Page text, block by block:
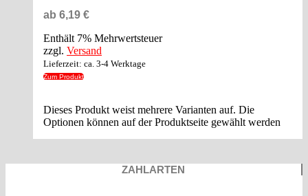
ab 6,19 €
Enthält 7% Mehrwertsteuer
zzgl. Versand
Lieferzeit: ca. 3-4 Werktage
Zum Produkt
Dieses Produkt weist mehrere Varianten auf. Die
Optionen können auf der Produktseite gewählt werden
ZAHLARTEN